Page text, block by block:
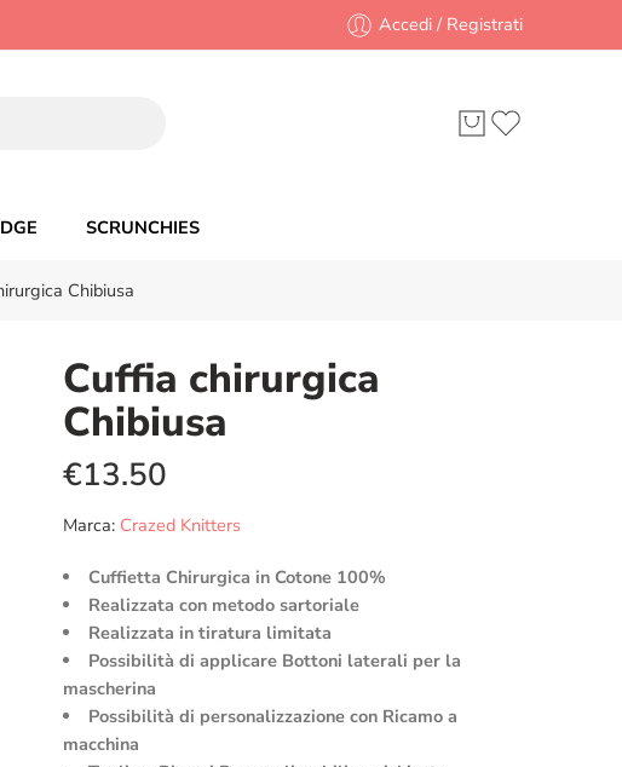
Accedi / Registrati
SCRUNCHIES
Chibiusa
Cuffia chirurgica
Chibiusa
€13.50
Marca: Crazed Knitters
Cuffietta Chirurgica in Cotone 100%
Realizzata con metodo sartoriale
Realizzata in tiratura limitata
Possibilità di applicare Bottoni laterali per la
mascherina
Possibilità di personalizzazione con Ricamo a
macchina